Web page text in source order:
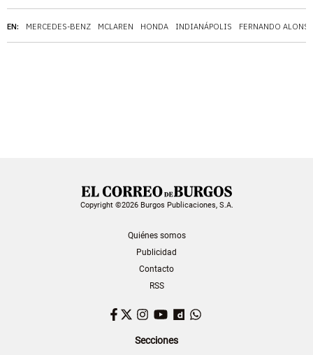
EN: MERCEDES-BENZ MCLAREN HONDA INDIANÁPOLIS FERNANDO
Copyright ©2026 Burgos Publicaciones, S.A.
Quiénes somos
Publicidad
Contacto
RSS
Facebook
TwitterInstagram
YouTubeDailymotion
Secciones